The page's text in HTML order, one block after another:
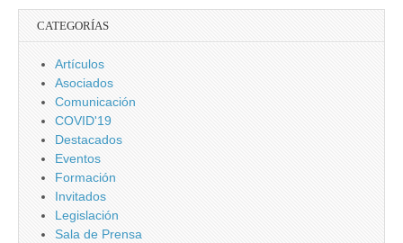
CATEGORÍAS
Artículos
Asociados
Comunicación
COVID'19
Destacados
Eventos
Formación
Invitados
Legislación
Sala de Prensa